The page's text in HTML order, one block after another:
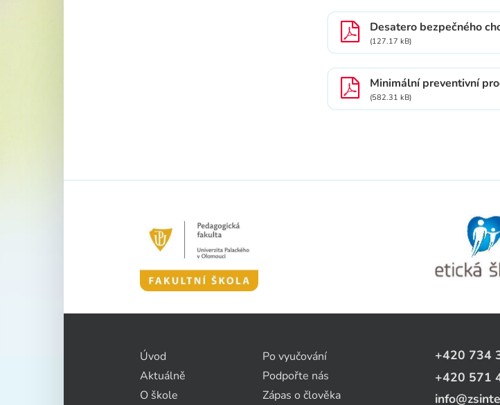
Desatero bezpečného
(127.17 kB)
Minimální preventivní
(582.31 kB)
Úvod
Aktuálně
O škole
Po vyučování
Podpořte nás
Zápas o člověka
+420 734
+420 571